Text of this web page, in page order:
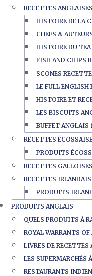
RECETTES
HISTOIRE DE LA
CHEFS &
HISTOIRE DU
FISH AND CHIPS
SCONES
LE FULL ENGLISH
HISTOIRE ET
LES BISCUITS
BUFFET ANGLAIS
RECETTES
PRODUITS
RECETTES
RECETTES
PRODUITS
PRODUITS ANGLAIS
QUELS PRODUITS À
ROYAL WARRANTS
LIVRES DE RECETTES
LES SUPERMARCHÉS
RESTAURANTS